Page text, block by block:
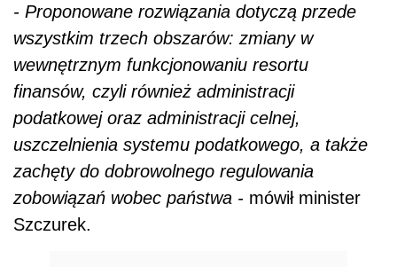
- Proponowane rozwiązania dotyczą przede
wszystkim trzech obszarów: zmiany w
wewnętrznym funkcjonowaniu resortu
finansów, czyli również administracji
podatkowej oraz administracji celnej,
uszczelnienia systemu podatkowego, a także
zachęty do dobrowolnego regulowania
zobowiązań wobec państwa - mówił minister
Szczurek.